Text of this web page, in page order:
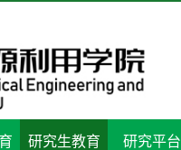
研究生教育 研究平台